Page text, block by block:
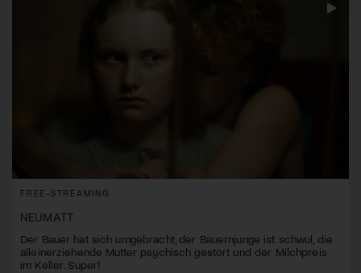
FREE-STREAMING
NEUMATT
Der Bauer hat sich umgebracht, der Bauernjunge ist schwul, die
alleinerziehende Mutter psychisch gestört und der Milchpreis
im Keller. Super!